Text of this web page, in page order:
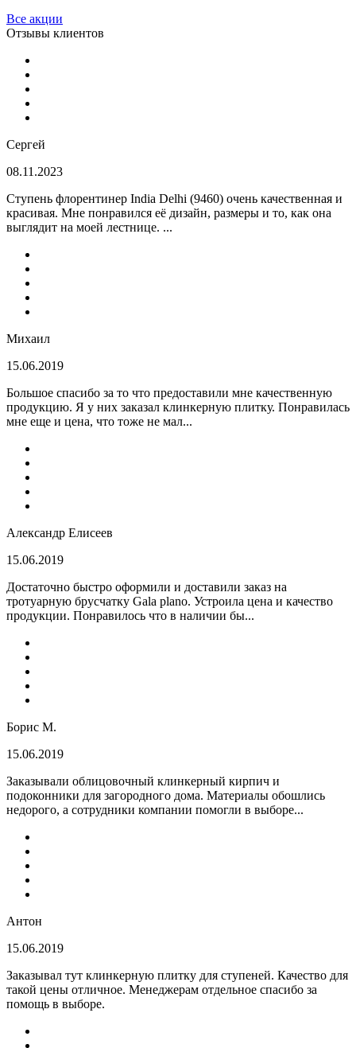
Все акции
Отзывы клиентов
Сергей
08.11.2023
Ступень флорентинер India Delhi (9460) очень качественная и
красивая. Мне понравился её дизайн, размеры и то, как она
выглядит на моей лестнице. ...
Михаил
15.06.2019
Большое спасибо за то что предоставили мне качественную
продукцию. Я у них заказал клинкерную плитку. Понравилась
мне еще и цена, что тоже не мал...
Александр Елисеев
15.06.2019
Достаточно быстро оформили и доставили заказ на
тротуарную брусчатку Gala plano. Устроила цена и качество
продукции. Понравилось что в наличии бы...
Борис М.
15.06.2019
Заказывали облицовочный клинкерный кирпич и
подоконники для загородного дома. Материалы обошлись
недорого, а сотрудники компании помогли в выборе...
Антон
15.06.2019
Заказывал тут клинкерную плитку для ступеней. Качество для
такой цены отличное. Менеджерам отдельное спасибо за
помощь в выборе.